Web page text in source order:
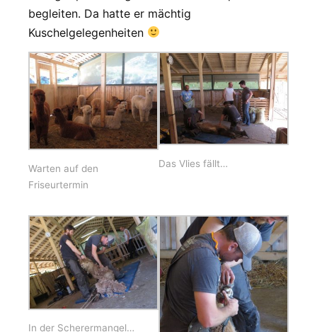
begleiten. Da hatte er mächtig
Kuschelgelegenheiten
Warten auf den
Friseurtermin
Das Vlies fällt…
In der Scherermangel…